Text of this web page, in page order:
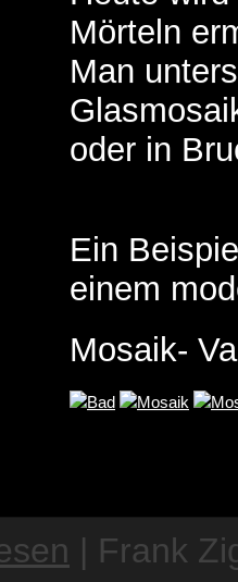
Mörteln
Man
oder in
Ein
einem
Mosaik-
| Frank